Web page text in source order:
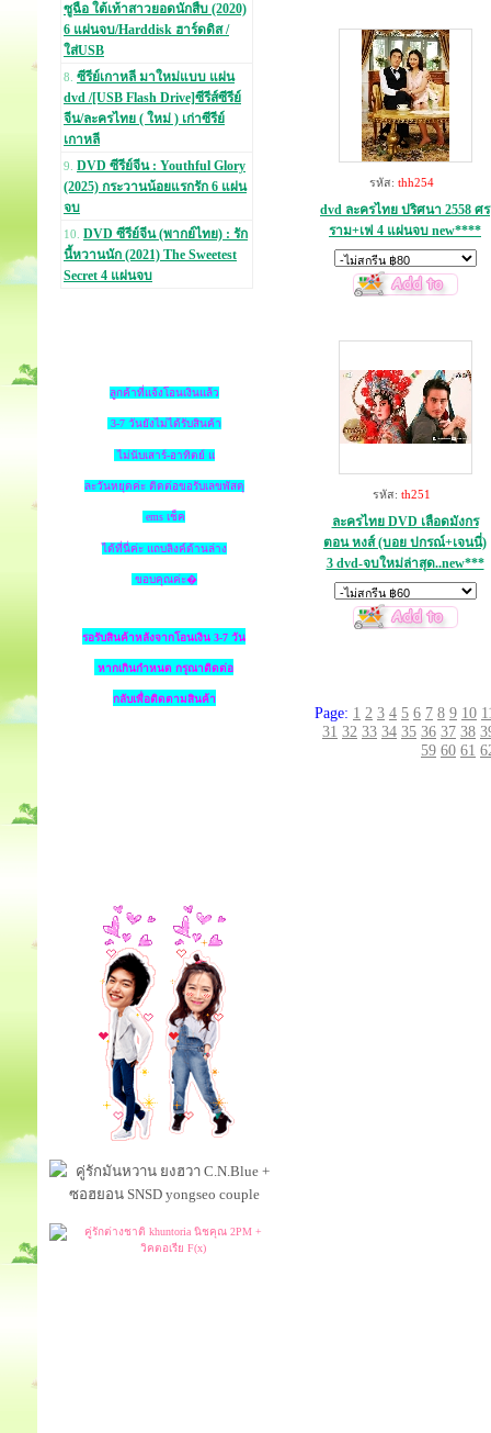
ซูฉือ ใต้เท้าสาวยอดนักสืบ (2020)
6 แผ่นจบ/Harddisk ฮาร์ดดิส /
ใส่USB
8. ซีรีย์เกาหลี มาใหม่แบบ แผ่น
dvd /[USB Flash Drive]ซีรีส์ซีรีย์
จีน/ละครไทย ( ใหม่ ) เก่าซีรีย์
เกาหลี
9. DVD ซีรีย์จีน : Youthful Glory
(2025) กระวานน้อยแรกรัก 6 แผ่น
จบ
10. DVD ซีรีย์จีน (พากย์ไทย) : รัก
นี้หวานนัก (2021) The Sweetest
Secret 4 แผ่นจบ
ลูกค้าที่แจ้งโอนเงินแล้ว
3-7 วันยังไม่ได้รับสินค้า
ไม่นับเสาร์-อาทิตย์ แ
ละวันหยุดค่ะ ติดต่อขอรับเลขพัสดุ
ems เช็ค
ได้ที่นี่ค่ะ แถบลิงค์ด้านล่าง
ขอบคุณค่ะ�
รอรับสินค้าหลังจากโอนเงิน 3-7 วัน
หากเกินกำหนด กรุณาติดต่อ
กลับเพื่อติดตามสินค้า
รหัส: thh254
dvd ละครไทย ปริศนา 2558 ศร
ราม+เฟ 4 แผ่นจบ new****
รหัส: th251
ละครไทย DVD เลือดมังกร
ตอน หงส์ (บอย ปกรณ์+เจนนี่)
3 dvd-จบใหม่ล่าสุด..new***
Page: 1 2 3 4 5 6 7 8 9 10
31 32 33 34 35 36 37 38
59 60 61